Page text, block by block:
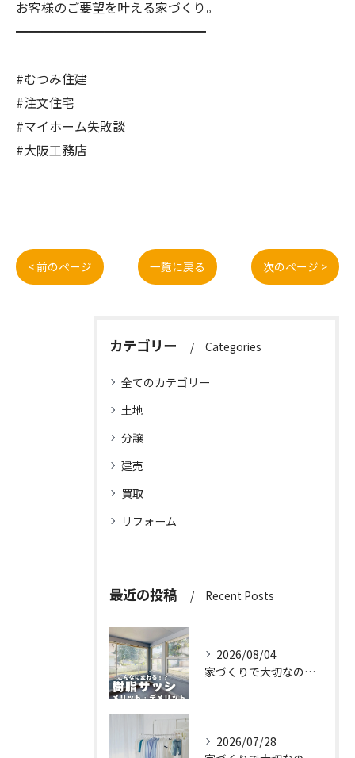
お客様のご要望を叶える家づくり。
━━━━━━━━━━━━━━━
#むつみ住建
#注文住宅
#マイホーム失敗談
#大阪工務店
< 前のページ 一覧に戻る 次のページ >
カテゴリー Categories
全てのカテゴリー
土地
分譲
建売
買取
リフォーム
最近の投稿 Recent Posts
2026/08/04
家づくりで大切なのは、住んでからの快適さ🌿
2026/07/28